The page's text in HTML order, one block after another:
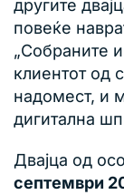
другите
повеќе
„Собраните
клиентот од
надомест, и
дигитална
Двајца од
септември